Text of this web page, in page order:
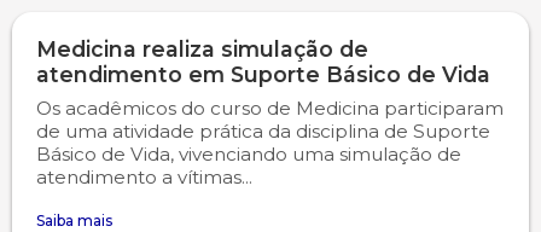
Medicina realiza simulação de
atendimento em Suporte Básico de Vida
Os acadêmicos do curso de Medicina participaram
de uma atividade prática da disciplina de Suporte
Básico de Vida, vivenciando uma simulação de
atendimento a vítimas...
Saiba mais